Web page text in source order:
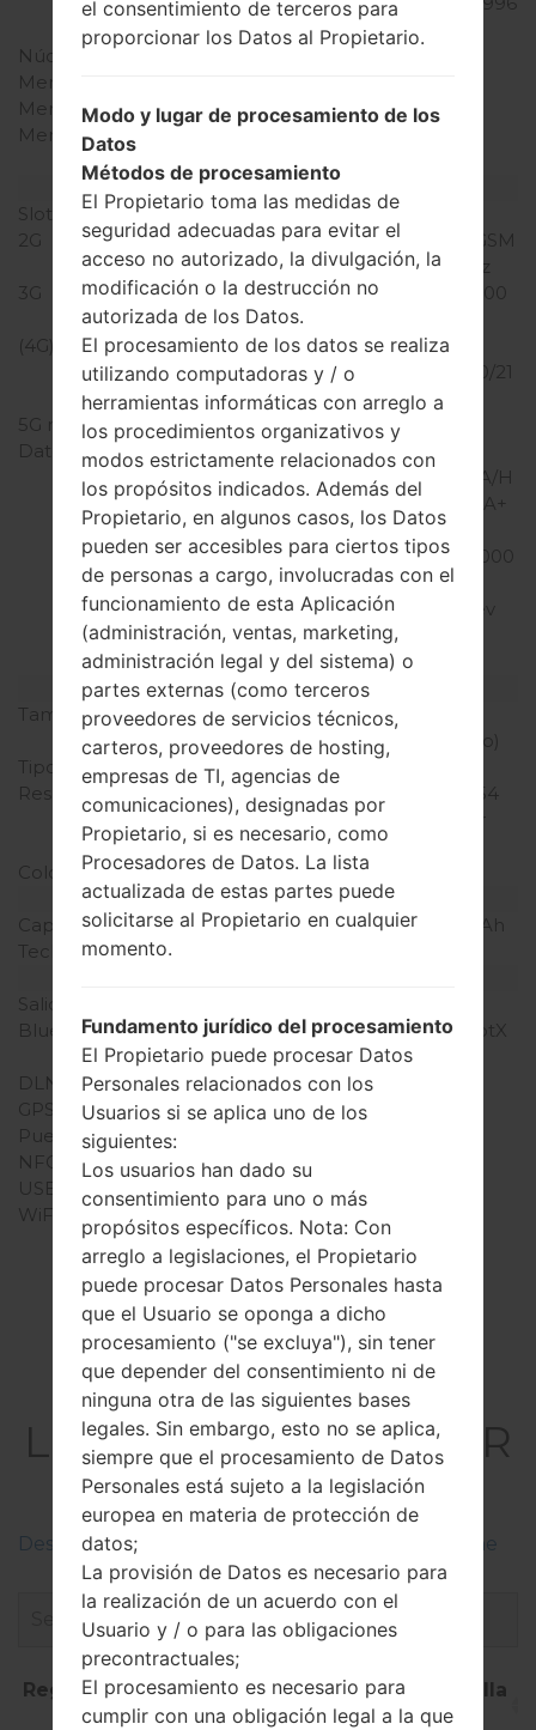
Snapdragon 820
Núcleos de UCP
cuatro núcleos
Memoria RAM
Memoria interna
32GB
Memoria externa
(ranura dedicada)
Red y Datos
Slot de tarjeta
1 Nano-SIM
2G
CDMA 800/1900 MHz, GSM
850/900/1800/1900 MHz
3G
UMTS 850/1700/1900/2100
MHz
(4G) LTE
LTE
700/850/1700/1800/1900/21
00, TD-LTE 2500
5G network
-
Datos
GPRS/GPRS
C12/EDGE/UMTS/HSUPA/H
SUPA 5.8/HSDPA/HSDPA+
21.1/Dc-HSDPA
42.2/cdmaOne/CDMA2000
1x/CDMA 1xEv-DO/
CDMA2000 1xEv-DO Rev
A/ CDMA2000 1xEv-DO
Rev B/LTE
Pantalla
Tamaño de la pantalla
5.3 pulgadas (~70.1%
relación pantalla-cuerpo)
Tipo de Pantalla
IPS LCD
Resolución de Pantalla
1440 x 2560 píxeles (~554
densidad de píxeles por
pulgada)
Colores de pantalla
16M colores
Batería y Teclado
Capacidad de batería
Extraíble Li-Ion 2800 mAh
Teclado físico
Salida de audio
Bluetooth
versión 4.2, A2DP, LE, aptX
HD
DLNA
Sí
GPS
A-GPS, GLONASS, BDS
Puerto infrarrojo
NFC
Sí
USB
USB 3.0, Type-C
WiFi
Wi-Fi 802.11 a/b/g/n/ac,
dual-band, Wi-Fi Direct,
hotspot
El Firmware
LGH820PR(LGH820PR
) akaLG G5
Descripciones de regiones firmwares de LG Phone
Región Nombre de archivo OS Talla
el consentimiento de terceros para
proporcionar los Datos al Propietario.
Modo y lugar de procesamiento de los
Datos
Métodos de procesamiento
El Propietario toma las medidas de
seguridad adecuadas para evitar el
acceso no autorizado, la divulgación, la
modificación o la destrucción no
autorizada de los Datos.
El procesamiento de los datos se realiza
utilizando computadoras y / o
herramientas informáticas con arreglo a
los procedimientos organizativos y
modos estrictamente relacionados con
los propósitos indicados. Además del
Propietario, en algunos casos, los Datos
pueden ser accesibles para ciertos tipos
de personas a cargo, involucradas con el
funcionamiento de esta Aplicación
(administración, ventas, marketing,
administración legal y del sistema) o
partes externas (como terceros
proveedores de servicios técnicos,
carteros, proveedores de hosting,
empresas de TI, agencias de
comunicaciones), designadas por
Propietario, si es necesario, como
Procesadores de Datos. La lista
actualizada de estas partes puede
solicitarse al Propietario en cualquier
momento.
Fundamento jurídico del procesamiento
El Propietario puede procesar Datos
Personales relacionados con los
Usuarios si se aplica uno de los
siguientes:
Los usuarios han dado su
consentimiento para uno o más
propósitos específicos. Nota: Con
arreglo a legislaciones, el Propietario
puede procesar Datos Personales hasta
que el Usuario se oponga a dicho
procesamiento ("se excluya"), sin tener
que depender del consentimiento ni de
ninguna otra de las siguientes bases
legales. Sin embargo, esto no se aplica,
siempre que el procesamiento de Datos
Personales está sujeto a la legislación
europea en materia de protección de
datos;
La provisión de Datos es necesario para
la realización de un acuerdo con el
Usuario y / o para las obligaciones
precontractuales;
El procesamiento es necesario para
cumplir con una obligación legal a la que